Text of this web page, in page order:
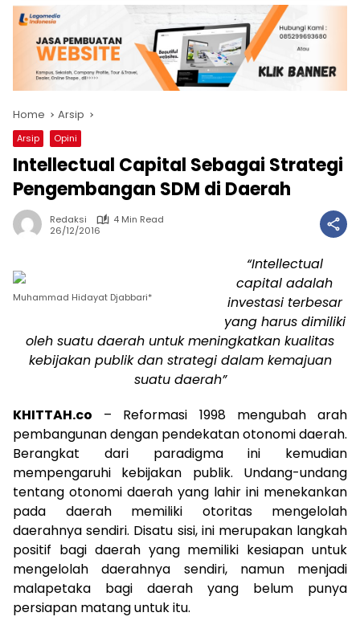
Home Arsip
Arsip Opini
Intellectual Capital Sebagai Strategi
Pengembangan SDM di Daerah
Redaksi
4 Min Read
26/12/2016
Muhammad Hidayat Djabbari*
“Intellectual
capital adalah
investasi terbesar
yang harus dimiliki
oleh suatu daerah untuk meningkatkan kualitas
kebijakan publik dan strategi dalam kemajuan
suatu daerah”
KHITTAH.co – Reformasi 1998 mengubah arah
pembangunan dengan pendekatan otonomi daerah.
Berangkat dari paradigma ini kemudian
mempengaruhi kebijakan publik. Undang-undang
tentang otonomi daerah yang lahir ini menekankan
pada daerah memiliki otoritas mengelolah
daerahnya sendiri. Disatu sisi, ini merupakan langkah
positif bagi daerah yang memiliki kesiapan untuk
mengelolah daerahnya sendiri, namun menjadi
malapetaka bagi daerah yang belum punya
persiapan matang untuk itu.